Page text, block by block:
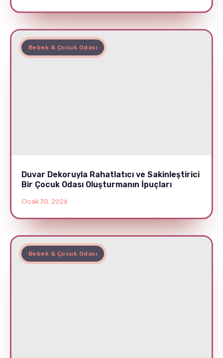
Bebek & Çocuk Odası
Duvar Dekoruyla Rahatlatıcı ve Sakinleştirici
Bir Çocuk Odası Oluşturmanın İpuçları
Ocak 30, 2026
Bebek & Çocuk Odası